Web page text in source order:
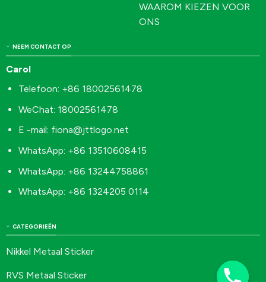
WAAROM KIEZEN VOOR
ONS
CATEGORIEËN
Nikkel Metaal Sticker
RVS Metaal Sticker
NEEM CONTACT OP
Carol
Telefoon: +86 18002561478
WeChat: 18002561478
E -mail: fiona@jttlogo.net
WhatsApp: +86 13510608415
WhatsApp: +86 13244758861
WhatsApp: +86 1324205 0114